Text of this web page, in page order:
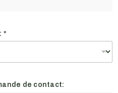
*
de contact: